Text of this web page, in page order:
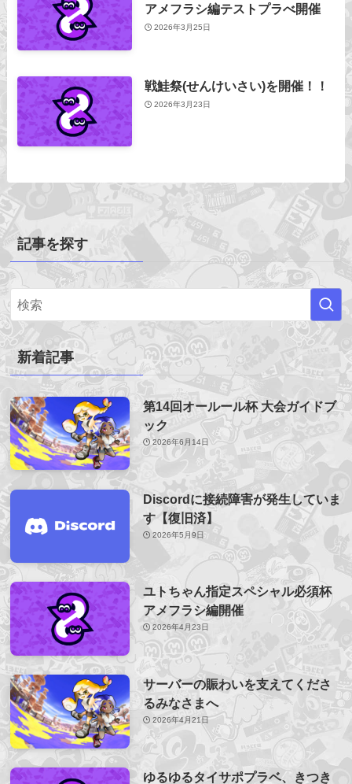
アメフラシ編テストプラべ開催
2026年3月25日
戦鮭祭(せんけいさい)を開催！！
2026年3月23日
記事を探す
新着記事
第14回オールール杯 大会ガイドブ
ック
2026年6月14日
Discordに接続障害が発生していま
す【復旧済】
2026年5月9日
ユトちゃん指定スペシャル必須杯
アメフラシ編開催
2026年4月23日
サーバーの賑わいを支えてくださ
るみなさまへ
2026年4月21日
ゆるゆるタイサポプラベ、きつき